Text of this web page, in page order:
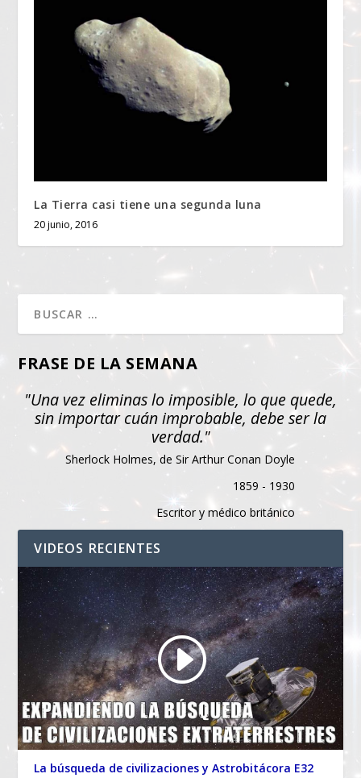
La Tierra casi tiene una segunda luna
20 junio, 2016
FRASE DE LA SEMANA
"Una vez eliminas lo imposible, lo que quede,
sin importar cuán improbable, debe ser la
verdad."
Sherlock Holmes, de Sir Arthur Conan Doyle
1859 - 1930
Escritor y médico británico
VIDEOS RECIENTES
La búsqueda de civilizaciones y Astrobitácora E32